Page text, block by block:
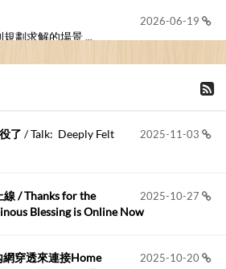
2026-06-19
劃求解的場景 ...
2026-06-18
站 感謝分享
2026-05-17
Home...
2025-11-03
了 / Talk: Deeply Felt
2025-10-27
/ Thanks for the
Blessing is Online Now
2025-10-20
穿透來連接Home